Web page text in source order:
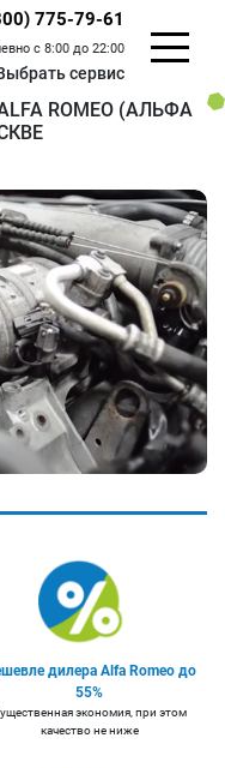
775-79-61
с 8:00 до 22:00
сервис
ROMEO (АЛЬФА
дилера Alfa Romeo до
55%
экономия, при этом
качество не ниже